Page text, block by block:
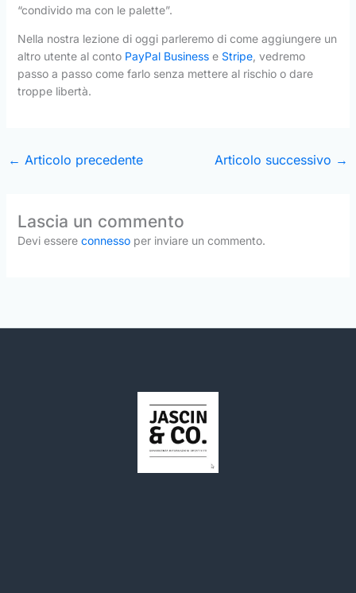
“condivido ma con le palette”.
Nella nostra lezione di oggi parleremo di come aggiungere un
altro utente al conto PayPal Businesse Stripe, vedremo
passo a passo come farlo senza mettere al rischio o dare
troppe libertà.
← Articolo precedente Articolo successivo →
Lascia un commento
Devi essere connessoper inviare un commento.